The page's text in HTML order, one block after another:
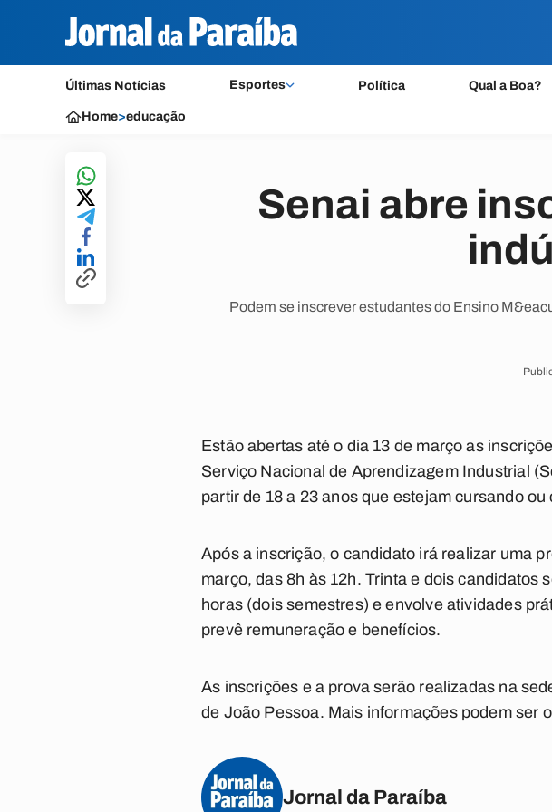
Últimas Notícias Esportes Política Qual a Boa?
Home>educação
Senai abre
Podem se inscrever estudantes do Ensino
Estão abertas até o dia 13 de março as
Serviço Nacional de Aprendizagem Industrial
partir de 18 a 23 anos que estejam cursando
Após a inscrição, o candidato irá realizar uma
março, das 8h às 12h. Trinta e dois candidatos
horas (dois semestres) e envolve atividades
prevê remuneração e benefícios.
As inscrições e a prova serão realizadas na
de João Pessoa. Mais informações podem ser
Jornal da Paraíba